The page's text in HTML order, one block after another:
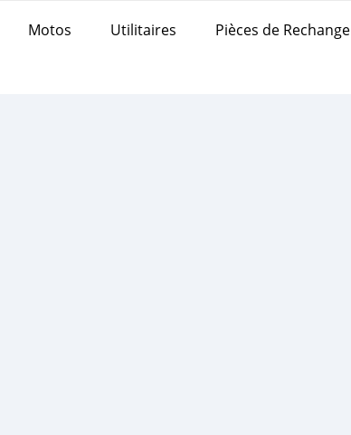
Motos Utilitaires Pièces de Rechange